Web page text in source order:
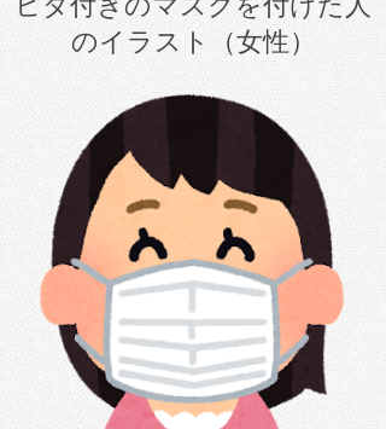
のイラスト（女性）